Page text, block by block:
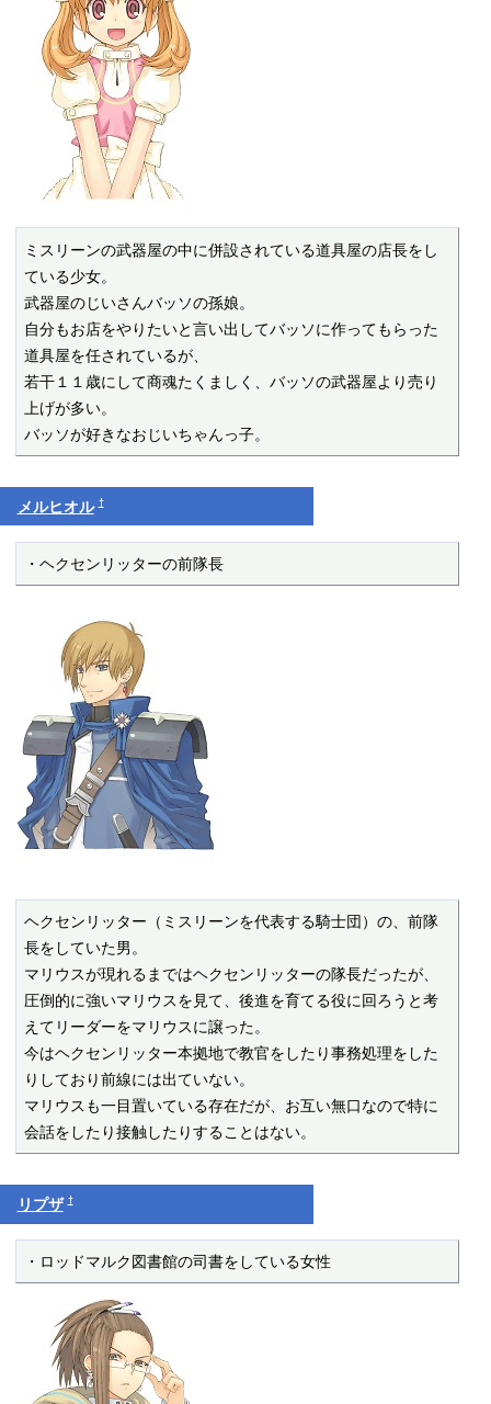
ミスリーンの武器屋の中に併設されている道具屋の店長をし
ている少女。
武器屋のじいさんバッソの孫娘。
自分もお店をやりたいと言い出してバッソに作ってもらった
道具屋を任されているが、
若干１１歳にして商魂たくましく、バッソの武器屋より売り
上げが多い。
バッソが好きなおじいちゃんっ子。
メルヒオル †
・ヘクセンリッターの前隊長
ヘクセンリッター（ミスリーンを代表する騎士団）の、前隊
長をしていた男。
マリウスが現れるまではヘクセンリッターの隊長だったが、
圧倒的に強いマリウスを見て、後進を育てる役に回ろうと考
えてリーダーをマリウスに譲った。
今はヘクセンリッター本拠地で教官をしたり事務処理をした
りしており前線には出ていない。
マリウスも一目置いている存在だが、お互い無口なので特に
会話をしたり接触したりすることはない。
リプザ †
・ロッドマルク図書館の司書をしている女性